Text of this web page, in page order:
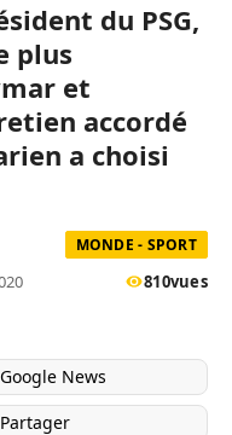
du PSG,
plus
et
accordé
a choisi
MONDE - SPORT
810vues
Google News
Partager